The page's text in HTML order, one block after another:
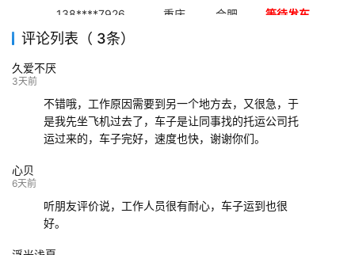
138****7926 重庆 合肥 等待发车
139****9233
评论列表（ 3条）
久爱不厌
3天前
不错哦，工作原因需要到另一个地方去，又很急，于
是我先坐飞机过去了，车子是让同事找的托运公司托
运过来的，车子完好，速度也快，谢谢你们。
心贝
6天前
听朋友评价说，工作人员很有耐心，车子运到也很
好。